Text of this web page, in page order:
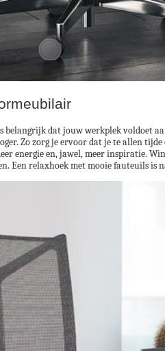
belangrijk dat jouw werkplek voldoet
Zo zorg je ervoor dat je te allen
energie en, jawel, meer
Een relaxhoek met mooie fauteuils